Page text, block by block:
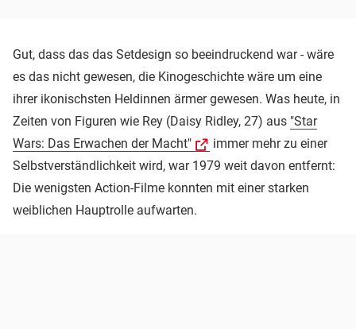
Gut, dass das das Setdesign so beeindruckend war - wäre
es das nicht gewesen, die Kinogeschichte wäre um eine
ihrer ikonischsten Heldinnen ärmer gewesen. Was heute, in
Zeiten von Figuren wie Rey (Daisy Ridley, 27) aus "Star
Wars: Das Erwachen der Macht"
immer mehr zu einer
Selbstverständlichkeit wird, war 1979 weit davon entfernt:
Die wenigsten Action-Filme konnten mit einer starken
weiblichen Hauptrolle aufwarten.